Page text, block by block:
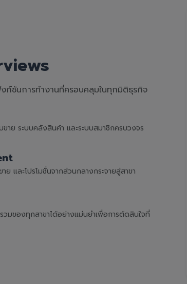
ก์ชันการทำงานที่ครอบคลุมในทุกมิติธุรกิจ
ขาย ระบบคลังสินค้า และระบบสมาชิกครบวงจร
ย และโปรโมชั่นจากส่วนกลางกระจายสู่สาขา
วมของทุกสาขาได้อย่างแม่นยำเพื่อการตัดสินใจที่